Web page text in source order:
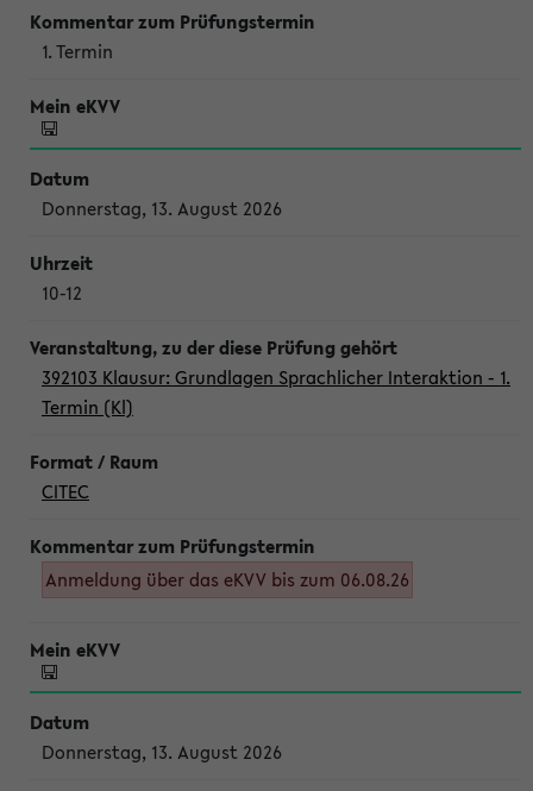
1. Termin
Donnerstag, 13. August 2026
10-12
392103 Klausur: Grundlagen Sprachlicher Interaktion - 1.
Termin (Kl)
CITEC
Anmeldung über das eKVV bis zum 06.08.26
Donnerstag, 13. August 2026